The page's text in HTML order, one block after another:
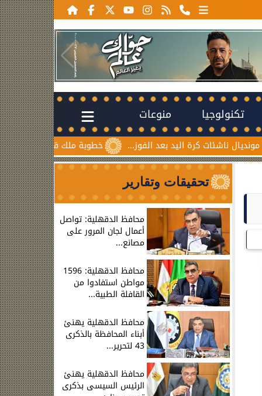
تكنولوجيا منوعات
خطوبة ملك قورة ويوسف عثمان.. احتفال اليد بعد الفوز...
تحقيقات وتقارير
محافظ الدقهلية: تواصل
أعمال لجان المرور على
مصانع...
محافظ الدقهلية: 1596
مواطن استفادوا من
القافلة الطبية...
محافظ الدقهلية يهنئ
أبناء المحافظة بالذكرى
43 لتحرير...
محافظ الدقهلية يهنئ
الرئيس السيسى بذكرى